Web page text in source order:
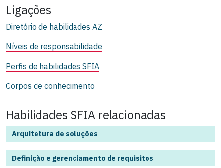
Ligações
Diretório de habilidades AZ
Níveis de responsabilidade
Perfis de habilidades SFIA
Corpos de conhecimento
Habilidades SFIA relacionadas
Arquitetura de soluções
Definição e gerenciamento de requisitos